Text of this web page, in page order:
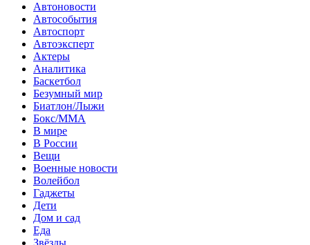
Автоновости
Автособытия
Автоспорт
Автоэксперт
Актеры
Аналитика
Баскетбол
Безумный мир
Биатлон/Лыжи
Бокс/MMA
В мире
В России
Вещи
Военные новости
Волейбол
Гаджеты
Дети
Дом и сад
Еда